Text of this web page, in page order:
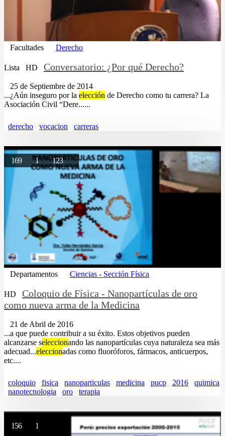
Facultades Derecho
Lista HD Conversatorio: ¿Por qué Derecho?
25 de Septiembre de 2014
...¿Aún inseguro por la elección de Derecho como tu carrera? La
Asociación Civil “Dere......
derecho vocacion carreras
169 1123
Departamentos Ciencias - Sección Física
HD
Coloquio de Física - Nanopartículas de oro
como nueva arma de la Medicina
21 de Abril de 2016
...a que puede contribuir a su éxito. Estos objetivos pueden
alcanzarse seleccionando las nanopartículas cuya naturaleza sea más
adecuad...eleccionadas como fluoróforos, fármacos, anticuerpos,
etc....
coloquio fisica nanoparticulas medicina pucp 2016
quimica
nanotecnologia
oro terapia
156 1